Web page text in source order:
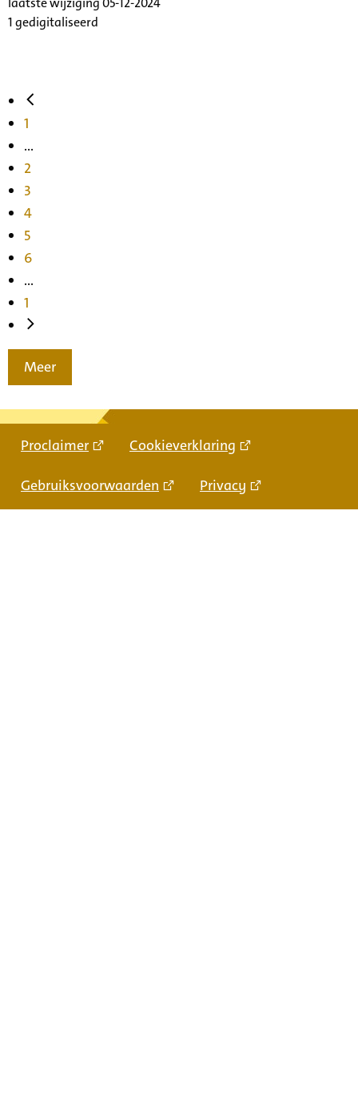
1 gedigitaliseerd
1
...
2
3
4
5
6
...
1
Meer
Proclaimer Cookieverklaring
Gebruiksvoorwaarden Privacy